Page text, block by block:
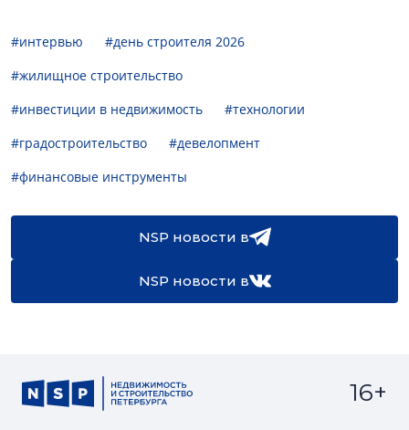
#интервью
#день строителя 2026
#жилищное строительство
#инвестиции в недвижимость
#технологии
#градостроительство
#девелопмент
#финансовые инструменты
NSP новости в
NSP новости в
16+